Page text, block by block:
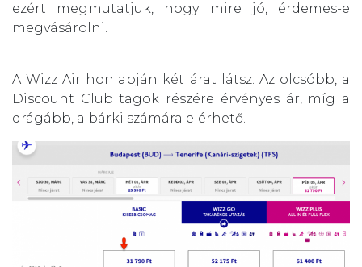
ezért megmutatjuk, hogy mire jó, érdemes-e
megvásárolni.
A Wizz Air honlapján két árat látsz. Az olcsóbb, a
Discount Club tagok részére érvényes ár, míg a
drágább, a bárki számára elérhető.